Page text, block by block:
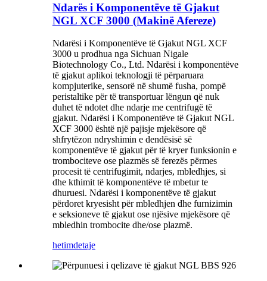
Ndarës i Komponentëve të Gjakut
NGL XCF 3000 (Makinë Afereze)
Ndarësi i Komponentëve të Gjakut NGL XCF
3000 u prodhua nga Sichuan Nigale
Biotechnology Co., Ltd. Ndarësi i komponentëve
të gjakut aplikoi teknologji të përparuara
kompjuterike, sensorë në shumë fusha, pompë
peristaltike për të transportuar lëngun që nuk
duhet të ndotet dhe ndarje me centrifugë të
gjakut. Ndarësi i Komponentëve të Gjakut NGL
XCF 3000 është një pajisje mjekësore që
shfrytëzon ndryshimin e dendësisë së
komponentëve të gjakut për të kryer funksionin e
trombociteve ose plazmës së ferezës përmes
procesit të centrifugimit, ndarjes, mbledhjes, si
dhe kthimit të komponentëve të mbetur te
dhuruesi. Ndarësi i komponentëve të gjakut
përdoret kryesisht për mbledhjen dhe furnizimin
e seksioneve të gjakut ose njësive mjekësore që
mbledhin trombocite dhe/ose plazmë.
hetimdetaje